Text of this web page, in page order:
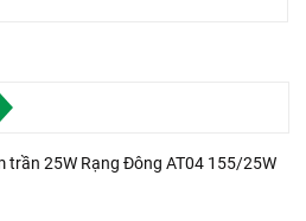
trần 25W Rạng Đông AT04 155/25W